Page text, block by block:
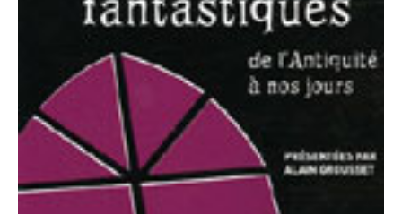
AUTEURS& ÉDITEURS
AUTEURS & ARTISTES
EDITEURS & COLLECTIONS
LES PARUTIONS/SORTIES